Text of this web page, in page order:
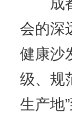
会的深
健康沙
级、规
生产地